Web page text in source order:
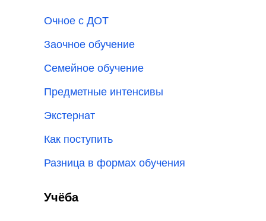
Заочное обучение
Очное с ДОТ
Семейное обучение
Предметные интенсивы
Как поступить
Экстернат
Разница в формах обучения
Учёба